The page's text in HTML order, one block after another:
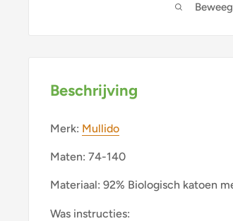
Beschrijving
Merk: Mullido
Maten: 74-140
Materiaal: 92% Biologisch katoen
Was instructies: